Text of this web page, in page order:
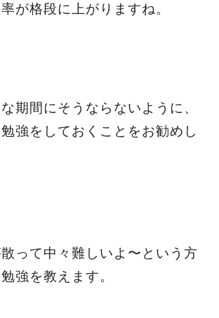
が格段に上がりますね。
期間にそうならないように、
強をしておくことをお勧めし
って中々難しいよ〜という方
強を教えます。